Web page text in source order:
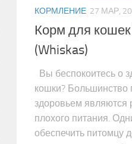
КОРМЛЕНИЕ 27 МАР,
Корм для
(Whiskas)
Вы беспокоитесь о
кошки? Большинство
здоровьем являются
плохого питания.
обеспечить питомцу